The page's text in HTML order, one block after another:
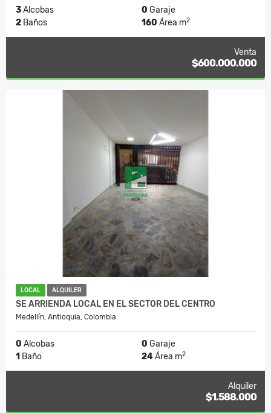
3Alcobas 0 Garaje
2 Baños 160 Área m2
Venta
$600.000.000
LOCAL ALQUILER
SE ARRIENDA LOCAL EN EL SECTOR DEL CENTRO
Medellín, Antioquia, Colombia
0 Alcobas 0 Garaje
1 Baño 24Área m2
Alquiler
$1.588.000